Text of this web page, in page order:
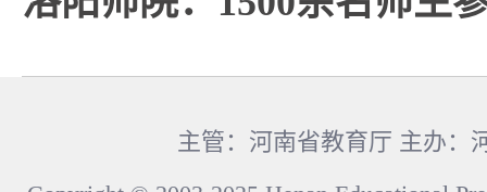
主管：河南省教育厅 主办：